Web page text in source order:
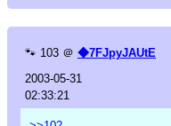
🐾 103 ＠ ◆7FJpyJAUtE
2003-05-31
02:33:21